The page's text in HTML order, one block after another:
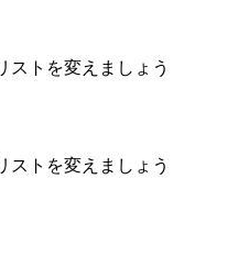
ストを変えましょう
ストを変えましょう